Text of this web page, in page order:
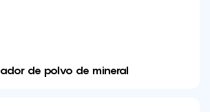
de polvo de mineral